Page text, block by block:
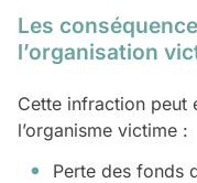
Les
l’organisation
Cette infraction peut
l’organisme victime :
Perte des fonds